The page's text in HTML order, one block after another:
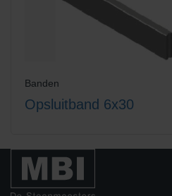
Banden
Opsluitband 6x30